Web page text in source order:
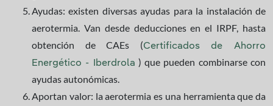
Ayudas: existen diversas ayudas para la instalación de
aerotermia. Van desde deducciones en el IRPF, hasta
obtención de CAEs (Certificados de Ahorro
Energético - Iberdrola ) que pueden combinarse con
ayudas autonómicas.
Aportan valor: la aerotermia es una herramienta que da